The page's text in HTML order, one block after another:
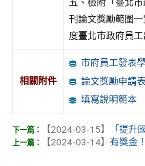
五、檢附「臺北
刊論文獎勵範圍
度臺北市政府員
相關附件
市府員工發表
論文獎勵申請表
填寫說明範本
【2024-03-15】
「提
【2024-03-14】 有獎金